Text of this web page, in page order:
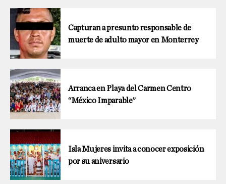
Capturan a presunto responsable de
muerte de adulto mayor en Monterrey
Arranca en Playa del Carmen Centro
“México Imparable”
Isla Mujeres invita a conocer exposición
por su aniversario